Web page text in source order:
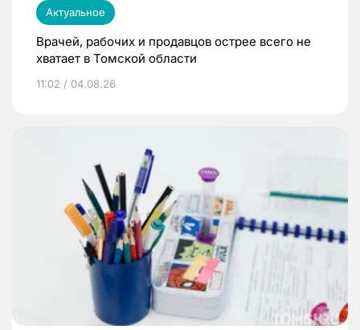
Актуальное
Врачей, рабочих и продавцов острее всего не
хватает в Томской области
11:02 / 04.08.26